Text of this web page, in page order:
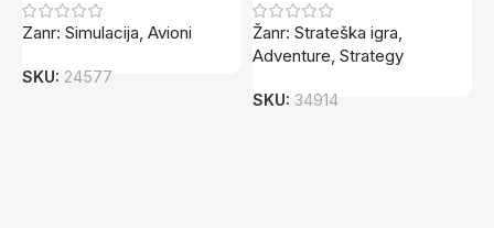
Zanr: Simulacija, Avioni
SKU: 24577
Žanr: Strateška igra,
Adventure, Strategy
SKU: 34914